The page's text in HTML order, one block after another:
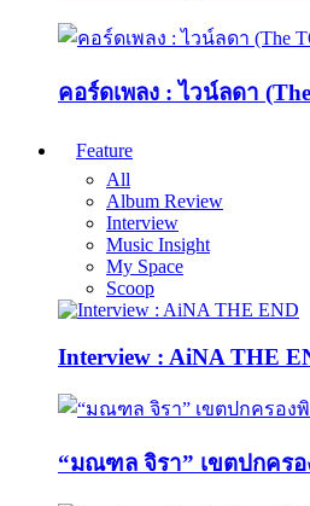
คอร์ดเพลง : ไวน์ลดา
Feature
All
Album Review
Interview
Music Insight
My Space
Scoop
Interview : AiNA THE
“มณฑล จิรา” เขตปกครอ